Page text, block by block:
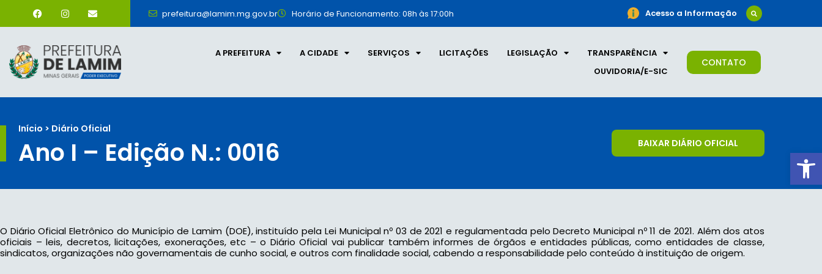
prefeitura@lamim.mg.gov.br Horário de Funcionamento: 08h às 17:00h Acesso a Informação
A PREFEITURA A CIDADE SERVIÇOS LICITAÇÕES LEGISLAÇÃO
TRANSPARÊNCIA
OUVIDORIA/E-SIC
CONTATO
Início > Diário Oficial
Ano I – Edição N.: 0016 BAIXAR DIÁRIO OFICIAL
O Diário Oficial Eletrônico do Município de Lamim (DOE), instituído pela Lei Municipal nº 03 de 2021 e regulamentada pelo Decreto Municipal nº 11 de 2021. Além dos atos
oficiais – leis, decretos, licitações, exonerações, etc – o Diário Oficial vai publicar também informes de órgãos e entidades públicas, como entidades de classe,
sindicatos, organizações não governamentais de cunho social, e outros com finalidade social, cabendo a responsabilidade pelo conteúdo à instituição de origem.